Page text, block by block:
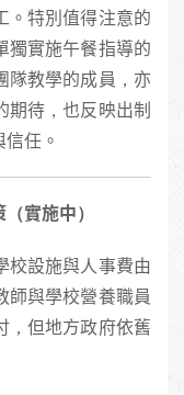
。特別值得注意的
獨實施午餐指導的
隊教學的成員，亦
期待，也反映出制
任。
實施中）
校設施與人事費由
師與學校營養職員
，但地方政府依舊